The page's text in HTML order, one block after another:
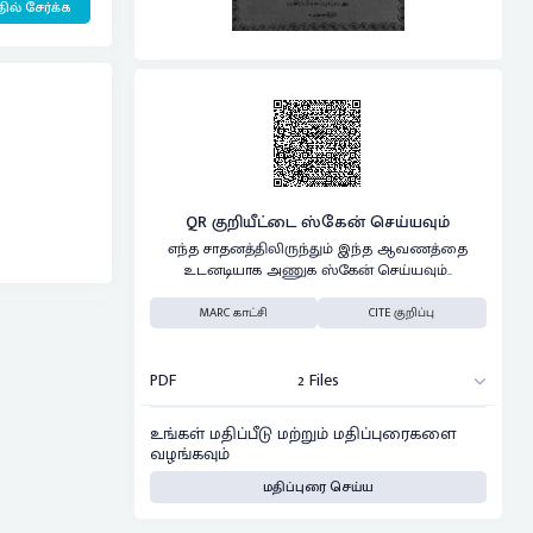
சேர்க்க
QR குறியீட்டை ஸ்கேன் செய்யவும்
எந்த சாதனத்திலிருந்தும் இந்த ஆவணத்தை
உடனடியாக அணுக ஸ்கேன் செய்யவும்..
MARC காட்சி CITE குறிப்பு
PDF 2 Files
உங்கள் மதிப்பீடு மற்றும் மதிப்புரைகளை
வழங்கவும்
மதிப்புரை செய்ய